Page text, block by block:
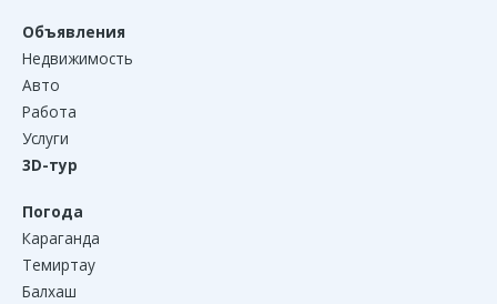
Объявления
Недвижимость
Авто
Работа
Услуги
3D-тур
Погода
Караганда
Темиртау
Балхаш